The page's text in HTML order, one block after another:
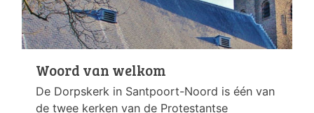
Woord van welkom
De Dorpskerk in Santpoort-Noord is één van
de twee kerken van de Protestantse